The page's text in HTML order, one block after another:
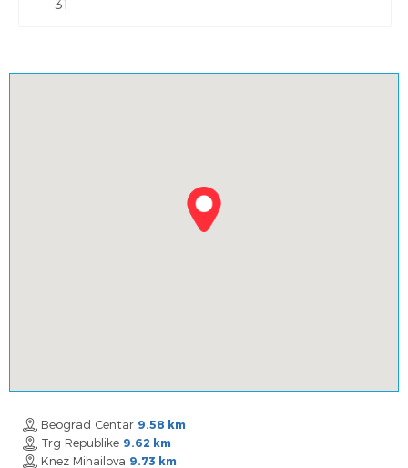
Beograd Centar 9.58 km
Trg Republike 9.62 km
Knez Mihailova 9.73 km